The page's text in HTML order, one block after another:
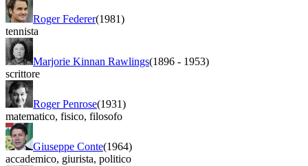
Roger Federer(1981)
tennista
Marjorie Kinnan Rawlings(1896 - 1953)
scrittore
Roger Penrose(1931)
matematico, fisico, filosofo
Giuseppe Conte(1964)
accademico, giurista, politico